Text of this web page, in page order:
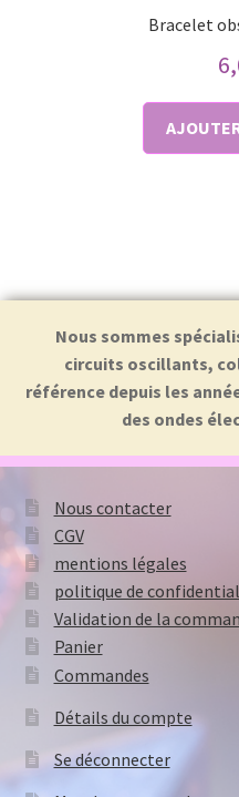
Bracelet
Nous sommes
circuits oscillants,
référence depuis les
des ondes
Nous contacter
CGV
mentions légales
politique de
Validation de la
Panier
Commandes
Détails du compte
Se déconnecter